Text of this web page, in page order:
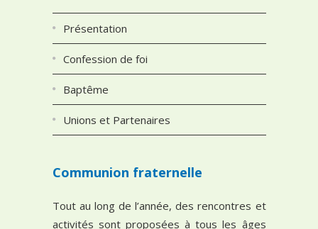
Présentation
Confession de foi
Baptême
Unions et Partenaires
Communion fraternelle
Tout au long de l’année, des rencontres et
activités sont proposées à tous les âges